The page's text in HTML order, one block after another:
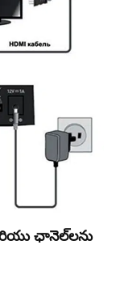
ఛానెల్‌లను